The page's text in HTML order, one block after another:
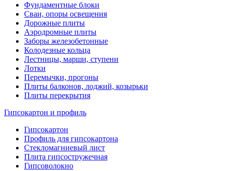
Фундаментные блоки
Сваи, опоры освещения
Дорожные плиты
Аэродромные плиты
Заборы железобетонные
Колодезные кольца
Лестницы, марши, ступени
Лотки
Перемычки, прогоны
Плиты балконов, лоджий, козырьки
Плиты перекрытия
Гипсокартон и профиль
Гипсокартон
Профиль для гипсокартона
Стекломагниевый лист
Плита гипсостружечная
Гипсоволокно